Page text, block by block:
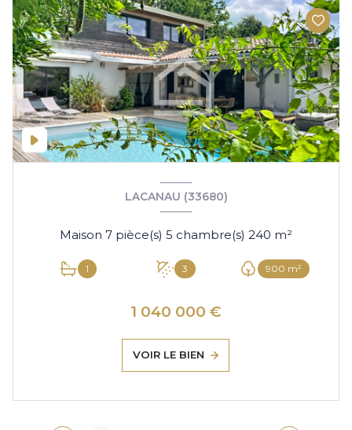
LACANAU (33680)
Maison 7 pièce(s) 5 chambre(s) 240 m²
1 3 900 m²
1 040 000 €
VOIR LE BIEN